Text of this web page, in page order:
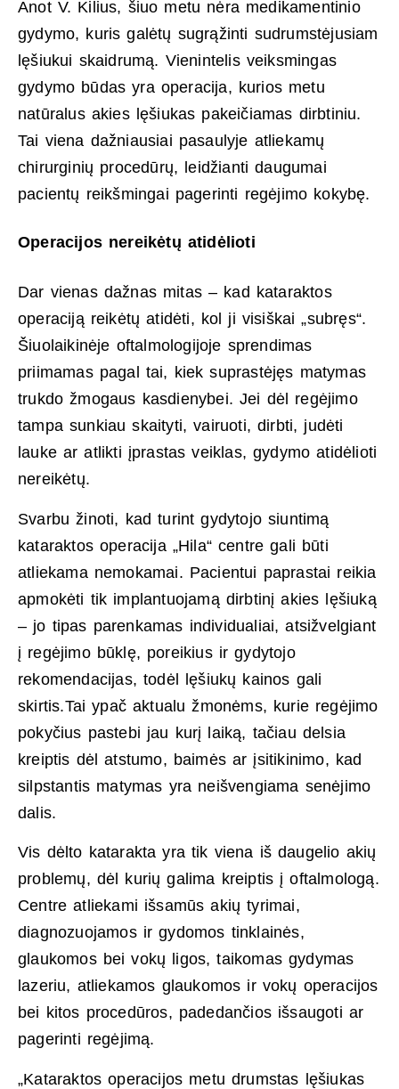
Anot V. Kilius, šiuo metu nėra medikamentinio
gydymo, kuris galėtų sugrąžinti sudrumstėjusiam
lęšiukui skaidrumą. Vienintelis veiksmingas
gydymo būdas yra operacija, kurios metu
natūralus akies lęšiukas pakeičiamas dirbtiniu.
Tai viena dažniausiai pasaulyje atliekamų
chirurginių procedūrų, leidžianti daugumai
pacientų reikšmingai pagerinti regėjimo kokybę.
Operacijos nereikėtų atidėlioti
Dar vienas dažnas mitas – kad kataraktos
operaciją reikėtų atidėti, kol ji visiškai „subręs“.
Šiuolaikinėje oftalmologijoje sprendimas
priimamas pagal tai, kiek suprastėjęs matymas
trukdo žmogaus kasdienybei. Jei dėl regėjimo
tampa sunkiau skaityti, vairuoti, dirbti, judėti
lauke ar atlikti įprastas veiklas, gydymo atidėlioti
nereikėtų.
Svarbu žinoti, kad turint gydytojo siuntimą
kataraktos operacija „Hila“ centre gali būti
atliekama nemokamai. Pacientui paprastai reikia
apmokėti tik implantuojamą dirbtinį akies lęšiuką
– jo tipas parenkamas individualiai, atsižvelgiant
į regėjimo būklę, poreikius ir gydytojo
rekomendacijas, todėl lęšiukų kainos gali
skirtis.Tai ypač aktualu žmonėms, kurie regėjimo
pokyčius pastebi jau kurį laiką, tačiau delsia
kreiptis dėl atstumo, baimės ar įsitikinimo, kad
silpstantis matymas yra neišvengiama senėjimo
dalis.
Vis dėlto katarakta yra tik viena iš daugelio akių
problemų, dėl kurių galima kreiptis į oftalmologą.
Centre atliekami išsamūs akių tyrimai,
diagnozuojamos ir gydomos tinklainės,
glaukomos bei vokų ligos, taikomas gydymas
lazeriu, atliekamos glaukomos ir vokų operacijos
bei kitos procedūros, padedančios išsaugoti ar
pagerinti regėjimą.
„Kataraktos operacijos metu drumstas lęšiukas